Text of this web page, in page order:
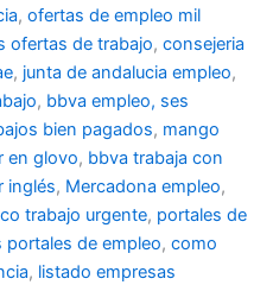
, ofertas de empleo mil
ofertas de trabajo, consejeria
, junta de andalucia empleo,
, bbva empleo, ses
bien pagados, mango
en glovo, bbva trabaja con
inglés, Mercadona empleo,
trabajo urgente, portales de
portales de empleo, como
, listado empresas